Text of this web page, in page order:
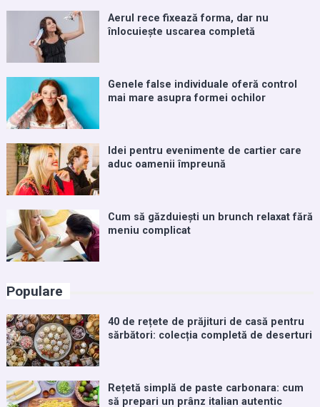
Aerul rece fixează forma, dar nu
înlocuiește uscarea completă
Genele false individuale oferă control
mai mare asupra formei ochilor
Idei pentru evenimente de cartier care
aduc oamenii împreună
Cum să găzduiești un brunch relaxat fără
meniu complicat
Populare
40 de rețete de prăjituri de casă pentru
sărbători: colecția completă de deserturi
Rețetă simplă de paste carbonara: cum
să prepari un prânz italian autentic